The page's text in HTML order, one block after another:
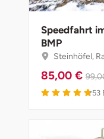
Speedfahrt
BMP
Steinhöfel,
85,00 €
53
Haßfurt
Heidelberg
Heilbronn